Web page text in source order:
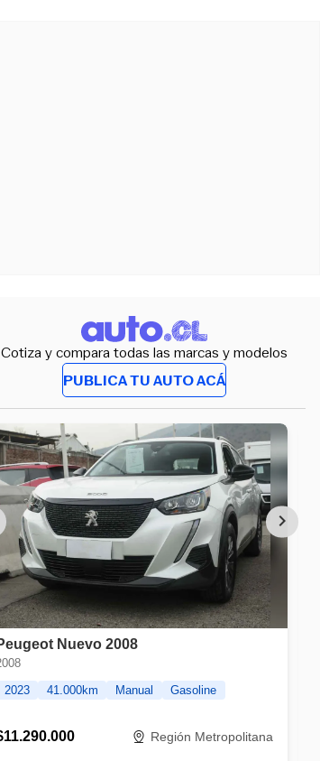
Cotiza y compara todas las marcas y modelos
PUBLICA TU AUTO ACÁ